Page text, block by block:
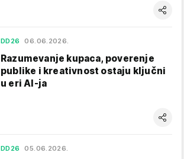
DD26 06.06.2026.
Razumevanje kupaca, poverenje
publike i kreativnost ostaju ključni
u eri AI-ja
DD26 05.06.2026.